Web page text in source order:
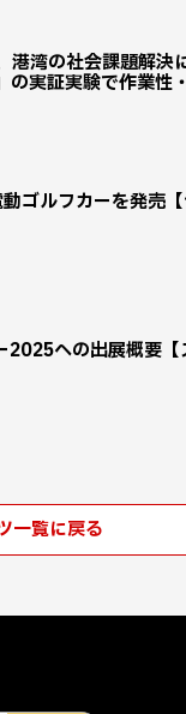
湾の社会課題解決
の実証実験で作業性
ゴルフカーを発売【
への出展概要【
一覧に戻る